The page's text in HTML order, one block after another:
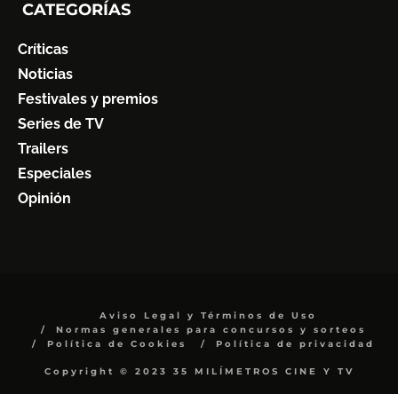
CATEGORÍAS
Críticas
Noticias
Festivales y premios
Series de TV
Trailers
Especiales
Opinión
Aviso Legal y Términos de Uso
Normas generales para concursos y sorteos
Política de Cookies
Política de privacidad
Copyright © 2023 35 MILÍMETROS CINE Y TV